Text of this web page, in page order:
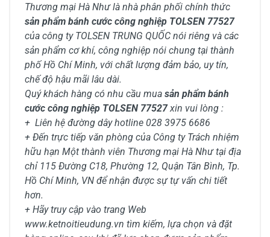
Thương mại Hà Như là nhà phân phối chính thức
sản phẩm bánh cước công nghiệp TOLSEN 77527
của công ty TOLSEN TRUNG QUỐC nói riêng và các
sản phẩm cơ khí, công nghiệp nói chung tại thành
phố Hồ Chí Minh, với chất lượng đảm bảo, uy tín,
chế độ hậu mãi lâu dài.
Quý khách hàng có nhu cầu mua sản phẩm bánh
cước công nghiệp TOLSEN 77527xin vui lòng :
+ Liên hệ đường dây hotline 028 3975 6686
+ Đến trực tiếp văn phòng của Công ty Trách nhiệm
hữu hạn Một thành viên Thương mại Hà Như tại địa
chỉ 115 Đường C18, Phường 12, Quận Tân Bình, Tp.
Hồ Chí Minh, VN để nhận được sự tự vấn chi tiết
hơn.
+ Hãy truy cập vào trang Web
www.ketnoitieudung.vn tìm kiếm, lựa chọn và đặt